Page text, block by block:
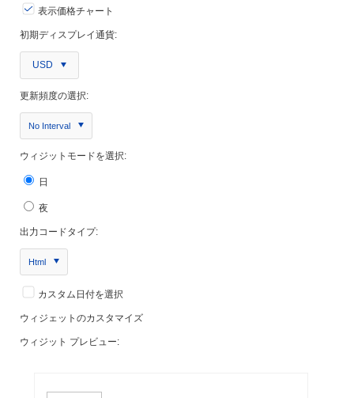
表示価格チャート
初期ディスプレイ通貨:
USD
更新頻度の選択:
No Interval
ウィジットモードを選択:
日
夜
出力コードタイプ:
Html
カスタム日付を選択
ウィジェットのカスタマイズ
ウィジット プレビュー: